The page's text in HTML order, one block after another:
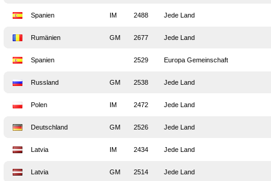
Spanien IM 2488 Jede Land
Rumänien GM 2677 Jede Land
Spanien 2529 Europa Gemeinschaft
Russland GM 2538 Jede Land
Polen IM 2472 Jede Land
Deutschland GM 2526 Jede Land
Latvia IM 2434 Jede Land
Latvia GM 2514 Jede Land